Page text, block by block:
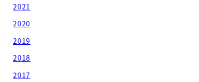
2021
2020
2019
2018
2017